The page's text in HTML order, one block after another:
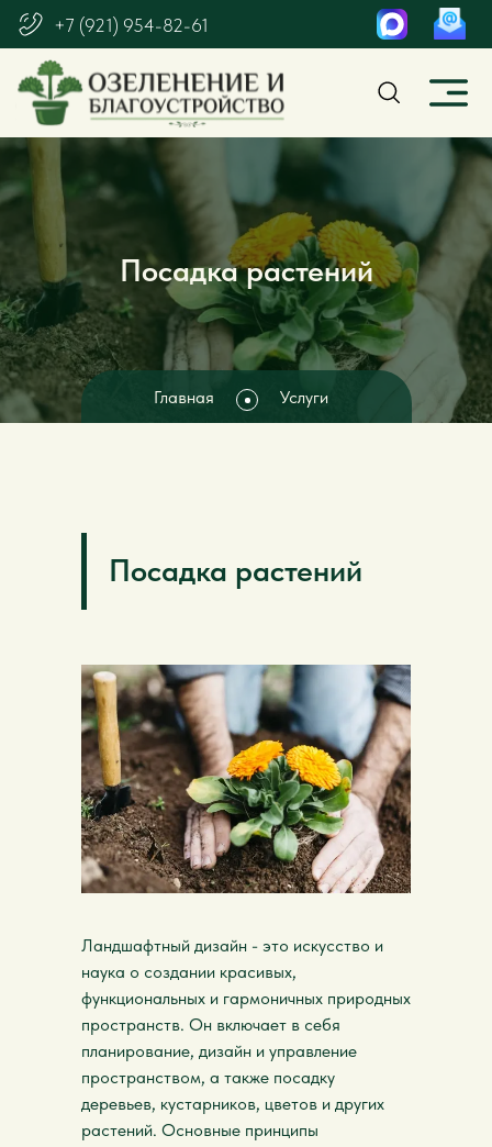
+7 (921) 954-82-61
Посадка растений
Главная Услуги
Ландшафтный дизайн - это искусство и
наука о создании красивых,
функциональных и гармоничных природных
пространств. Он включает в себя
планирование, дизайн и управление
пространством, а также посадку
деревьев, кустарников, цветов и других
растений. Основные принципы
Посадка растений